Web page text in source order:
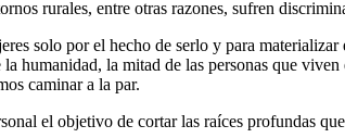
rurales, entre otras razones, sufren
solo por el hecho de serlo y para
humanidad, la mitad de las personas que
caminar a la par.
el objetivo de cortar las raíces profundas